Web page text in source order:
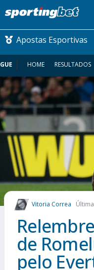
Apostas Esportivas
CONMEBOL
FUTEBOL
FUTEBOL
COMO
MAIS
HOME RESULTADOS
Vitoria Correa
de
pelo